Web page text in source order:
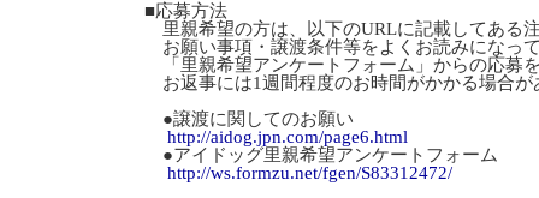
■応募方法
里親希望の方は、以下のURLに記載してある
お願い事項・譲渡条件等をよくお読みになっ
「里親希望アンケートフォーム」からの応募
お返事には1週間程度のお時間がかかる場合
●譲渡に関してのお願い
http://aidog.jpn.com/page6.html
●アイドッグ里親希望アンケートフォーム
http://ws.formzu.net/fgen/S83312472/